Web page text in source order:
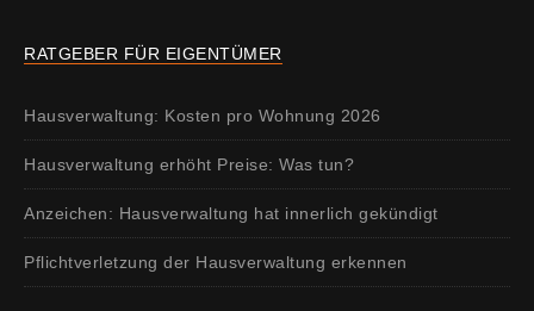
RATGEBER FÜR EIGENTÜMER
Hausverwaltung: Kosten pro Wohnung 2026
Hausverwaltung erhöht Preise: Was tun?
Anzeichen: Hausverwaltung hat innerlich gekündigt
Pflichtverletzung der Hausverwaltung erkennen